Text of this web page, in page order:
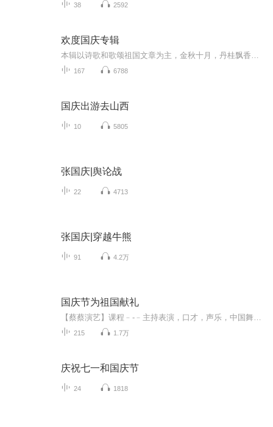
38 2592
欢度国庆专辑
167 6788
国庆出游去山西
10 5805
张国庆|舆论战
22 4713
张国庆|穿越牛熊
91 4.2万
国庆节为祖国献礼
215 1.7万
庆祝七一和国庆节
24 1818